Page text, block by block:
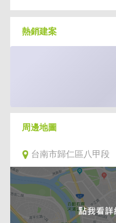
熱銷建案
周邊地圖
台南市歸仁區八甲段